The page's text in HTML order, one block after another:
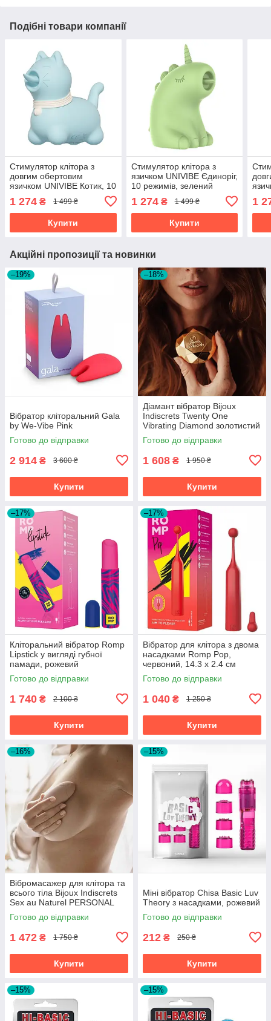
Подібні товари компанії
Стимулятор клітора з
довгим обертовим
язичком UNIVIBE Котик, 10
1 274 ₴ 1 499 ₴
Купити
Стимулятор клітора з
язичком UNIVIBE Єдиноріг,
10 режимів, зелений
1 274₴ 1 499 ₴
Купити
1
Акційні пропозиції та новинки
–19%
Вібратор кліторальний Gala
by We-Vibe Pink
Готово до відправки
2 914 ₴ 3 600 ₴
Купити
–18%
Діамант вібратор Bijoux
Indiscrets Twenty One
Vibrating Diamond золотистий
Готово до відправки
1 608 ₴ 1 950 ₴
Купити
–17%
Кліторальний вібратор Romp
Lipstick у вигляді губної
памади, рожевий
Готово до відправки
1 740 ₴ 2 100 ₴
Купити
–17%
Вібратор для клітора з двома
насадками Romp Pop,
червоний, 14.3 х 2.4 см
Готово до відправки
1 040 ₴ 1 250 ₴
Купити
–16%
Вібромасажер для клітора та
всього тіла Bijoux Indiscrets
Sex au Naturel PERSONAL
MASSAGER, рожевий
Готово до відправки
1 472 ₴ 1 750 ₴
Купити
–15%
Міні вібратор Chisa Basic Luv
Theory з насадками, рожевий
Готово до відправки
212 ₴ 250 ₴
Купити
–15% –15%